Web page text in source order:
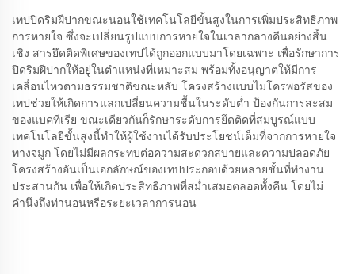
เทปปิดริมฝีปากขณะนอนใช้เทคโนโลยีขั้นสูงในการเพิ่มประสิทธิภาพ
การหายใจ ซึ่งจะเปลี่ยนรูปแบบการหายใจในเวลากลางคืนอย่างสิ้น
เชิง สารยึดติดพิเศษของเทปได้ถูกออกแบบมาโดยเฉพาะ เพื่อรักษาการ
ปิดริมฝีปากให้อยู่ในตำแหน่งที่เหมาะสม พร้อมทั้งอนุญาตให้มีการ
เคลื่อนไหวตามธรรมชาติขณะหลับ โครงสร้างแบบไมโครพอรัสของ
เทปช่วยให้เกิดการแลกเปลี่ยนความชื้นในระดับต่ำ ป้องกันการสะสม
ของแบคทีเรีย ขณะเดียวกันก็รักษาระดับการยึดติดที่สมบูรณ์แบบ
เทคโนโลยีขั้นสูงนี้ทำให้ผู้ใช้งานได้รับประโยชน์เต็มที่จากการหายใจ
ทางจมูก โดยไม่มีผลกระทบต่อความสะดวกสบายและความปลอดภัย
โครงสร้างอันเป็นเอกลักษณ์ของเทปประกอบด้วยหลายชั้นที่ทำงาน
ประสานกัน เพื่อให้เกิดประสิทธิภาพที่สม่ำเสมอตลอดทั้งคืน โดยไม่
คำนึงถึงท่านอนหรือระยะเวลาการนอน